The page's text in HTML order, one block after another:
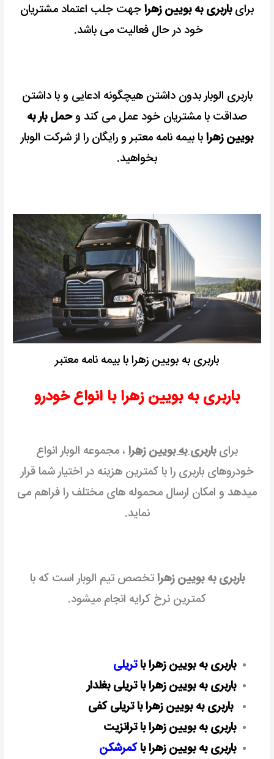
برایباربری به بویین زهراجهت جلب اعتماد مشتریان
خود در حال فعالیت می باشد.
باربری الوبار بدون داشتن هیچگونه ادعایی و با داشتن
صداقت با مشتریان خود عمل می کند وحمل بار به
بویین زهرابا بیمه نامه معتبر و رایگان را از شرکت الوبار
بخواهید.
باربری به بویین زهرا با بیمه نامه معتبر
باربری به بویین زهرا با انواع خودرو
برایباربری به بویین زهرا ، مجموعه الوبار انواع
خودروهای باربری را با کمترین هزینه در اختیار شما قرار
میدهد و امکان ارسال محموله های مختلف را فراهم می
نماید.
باربری به بویین زهراتخصص تیم الوبار است که با
کمترین نرخ کرایه انجام میشود.
باربری به بویین زهرا باتریلی
باربری به بویین زهرا با تریلی بغلدار
باربری به بویین زهرا با تریلی کفی
باربری به بویین زهرا با ترانزیت
باربری به بویین زهرا باکمرشکن